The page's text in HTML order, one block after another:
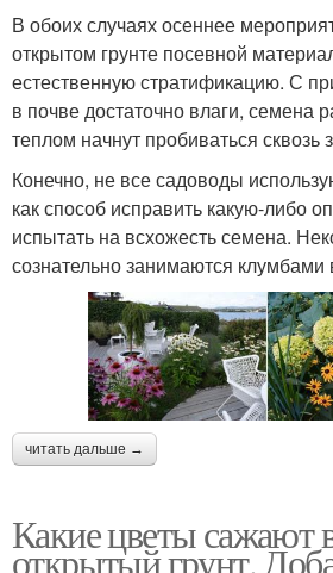
В обоих случаях осеннее
открытом грунте посевной
естественную стратификацию. С
в почве достаточно влаги, семена
теплом начнут пробиваться сквозь
Конечно, не все садоводы
как способ исправить какую-либо
испытать на всхожесть семена.
сознательно занимаются клумбами
читать дальше →
Какие цветы сажают
открытый грунт.